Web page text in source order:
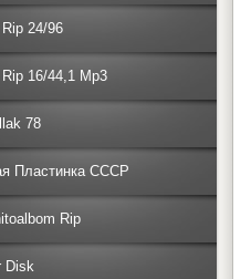
24/96
16/44,1 Mp3
78
Пластинка СССР
Rip
Disk